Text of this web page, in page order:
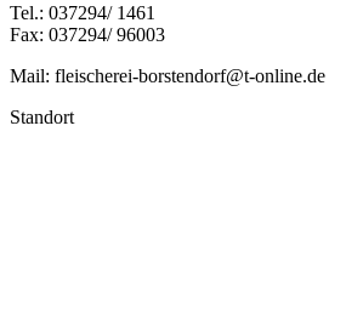
Tel.: 037294/ 1461
Fax: 037294/ 96003
Mail: fleischerei-borstendorf@t-online.de
Standort